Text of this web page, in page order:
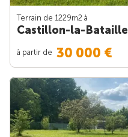
Terrain de 1229m2 à
Castillon-la-Bataille
à partir de 30 000 €